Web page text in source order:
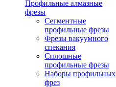
Профильные алмазные
фрезы
Сегментные
профильные фрезы
Фрезы вакуумного
спекания
Сплошные
профильные фрезы
Наборы профильных
фрез